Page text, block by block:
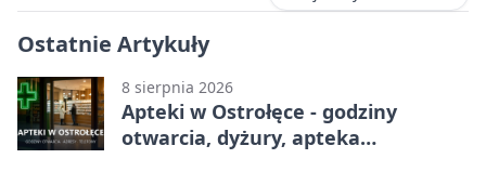
Ostatnie Artykuły
8 sierpnia 2026
Apteki w Ostrołęce - godziny
otwarcia, dyżury, apteka